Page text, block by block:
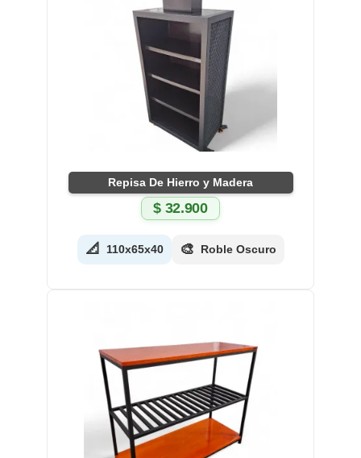
Repisa De Hierro y Madera
$32.900
📐 110x65x40 🎨 Roble Oscuro